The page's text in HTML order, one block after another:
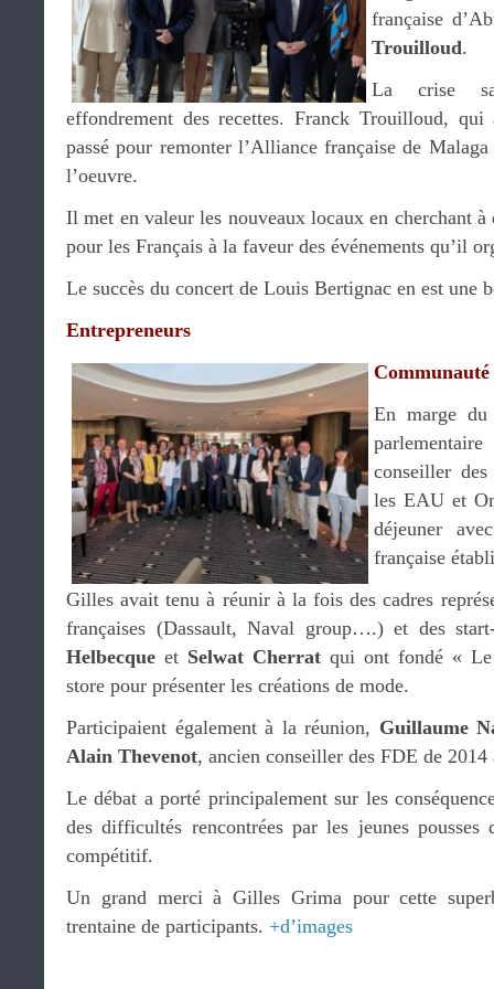
française
Trouilloud.
La crise
effondrement des recettes. Franck Trouilloud,
passé pour remonter l’Alliance française de
l’oeuvre.
Il met en valeur les nouveaux locaux en cherchant
pour les Français à la faveur des événements qu’il
Le succès du concert de Louis Bertignac en est
Entrepreneurs
En marge du
conseiller
les EAU et
déjeuner
française
Gilles avait tenu à réunir à la fois des cadres
françaises (Dassault, Naval group….) et des
Helbecque et Selwat Cherrat qui ont fondé « Le
store pour présenter les créations de mode.
Participaient également à la réunion, Guillaume
Alain Thevenot, ancien conseiller des FDE de 2014
Le débat a porté principalement sur les
des difficultés rencontrées par les jeunes pousses
compétitif.
Un grand merci à Gilles Grima pour cette
trentaine de participants. +d’images